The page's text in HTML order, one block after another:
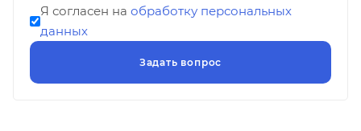
Я согласен на обработку персональных
данных